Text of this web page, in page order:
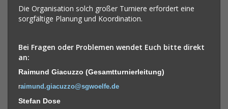
Die Organisation solch großer Turniere erfordert eine
sorgfältige Planung und Koordination.
Bei Fragen oder Problemen wendet Euch bitte direkt
an:
Raimund Giacuzzo (Gesamtturnierleitung)
raimund.giacuzzo@sgwoelfe.de
Stefan Dose